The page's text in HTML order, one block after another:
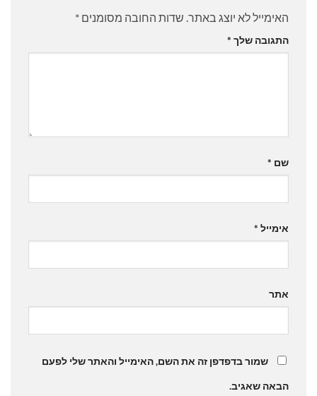
האימייל לא יוצג באתר. שדות החובה מסומנים *
התגובה שלך *
שם *
אימייל *
אתר
שמור בדפדפן זה את השם, האימייל והאתר שלי לפעם
הבאה שאגיב.